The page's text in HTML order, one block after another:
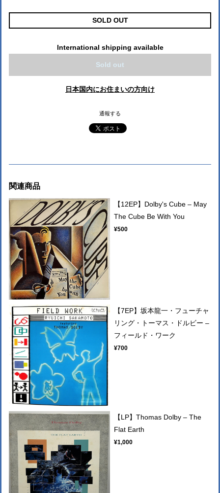
SOLD OUT
International shipping available
Sold out
日本国内にお住まいの方向け
通報する
関連商品
【12EP】Dolby's Cube – May
The Cube Be With You
¥500
【7EP】坂本龍一・フューチャ
リング・トーマス・ドルビー –
フィールド・ワーク
¥700
【LP】Thomas Dolby – The
Flat Earth
¥1,000